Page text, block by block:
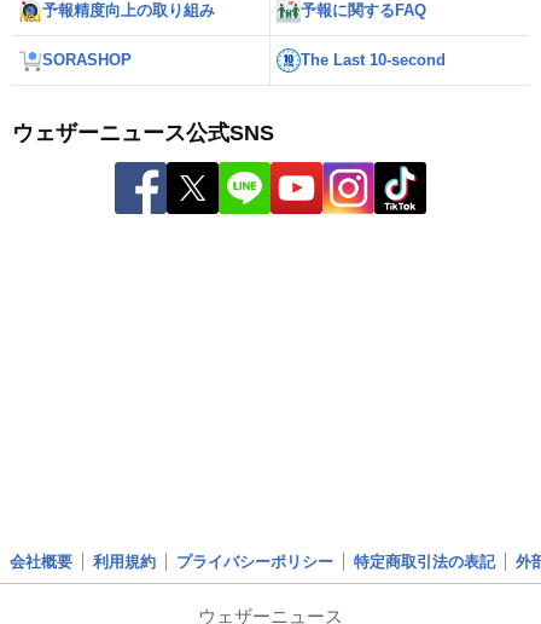
予報精度向上の取り組み 予報に関するFAQ
SORASHOP The Last 10-second
ウェザーニュース公式SNS
会社概要 利用規約 プライバシーポリシー 特定商取引法の表記 外
ウェザーニュース